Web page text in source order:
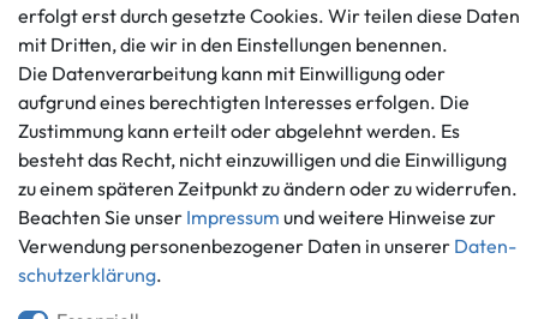
info@gameworld.de
Kontaktformular
Datenschutzerklärung
Barrierefreiheitserklärung
Widerrufs­recht
Vertrag widerrufen
Informationen
Ankauf
Über uns
Häufig gestellte Fragen
Zahlung und Versand
Batterieentsorgung
Zahlungsmöglichkeiten
erfolgt erst durch gesetzte Cookies. Wir teilen diese Daten
mit Dritten, die wir in den Einstellungen benennen.
Die Datenverarbeitung kann mit Einwilligung oder
aufgrund eines berechtigten Interesses erfolgen. Die
Zustimmung kann erteilt oder abgelehnt werden. Es
besteht das Recht, nicht einzuwilligen und die Einwilligung
zu einem späteren Zeitpunkt zu ändern oder zu widerrufen.
Beachten Sie unser Impressum und weitere Hinweise zur
Verwendung personenbezogener Daten in unserer Daten­
schutz­erklärung.